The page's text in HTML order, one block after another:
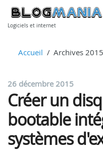
Logiciels et internet
Accueil Archives 2015
26 décembre 2015
Créer un
bootable
systèmes